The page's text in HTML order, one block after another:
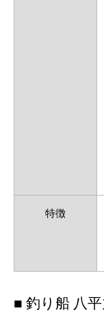
特徴
■ 釣り船 八